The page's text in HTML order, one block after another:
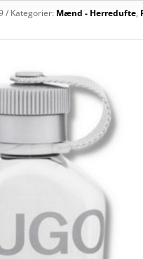
Kategorier: Mænd - Herredufte,